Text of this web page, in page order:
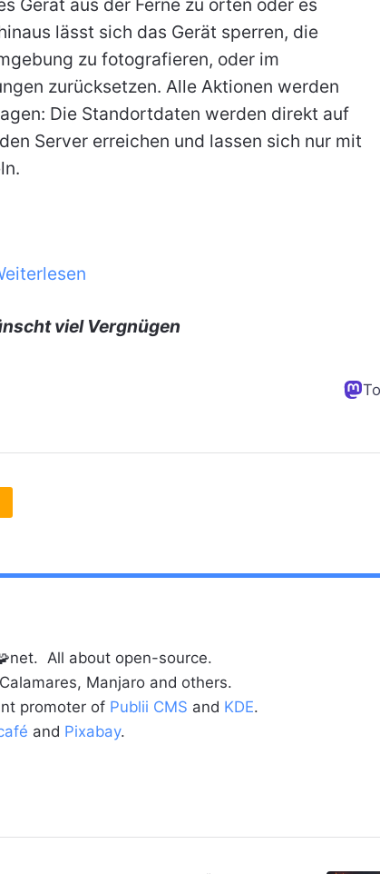
lässt sich das Gerät sperren, die
zu fotografieren, oder im
zurücksetzen. Alle Aktionen werden
Die Standortdaten werden direkt auf
Server erreichen und lassen sich nur mit
viel Vergnügen
All about open-source.
Manjaro and others.
promoter of Publii CMS and KDE.
and Pixabay.